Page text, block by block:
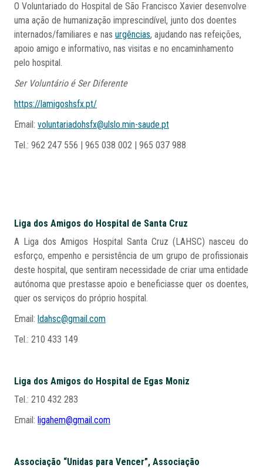
O Voluntariado do Hospital de São Francisco Xavier desenvolve
uma ação de humanização imprescindível, junto dos doentes
internados/familiares e nasurgências, ajudando nas refeições,
apoio amigo e informativo, nas visitas e no encaminhamento
pelo hospital.
Ser Voluntário é Ser Diferente
https://lamigoshsfx.pt/
Email:voluntariadohsfx@ulslo.min-saude.pt
Tel.: 962 247 556 | 965 038 002 | 965 037 988
Liga dos Amigos do Hospital de Santa Cruz
A Liga dos Amigos Hospital Santa Cruz (LAHSC) nasceu do
esforço, empenho e persistência de um grupo de profissionais
deste hospital, que sentiram necessidade de criar uma entidade
autónoma que prestasse apoio e beneficiasse quer os doentes,
quer os serviços do próprio hospital.
Email:ldahsc@gmail.com
Tel.: 210 433 149
Liga dos Amigos do Hospital de Egas Moniz
Tel.: 210 432 283
Email:ligahem@gmail.com
Associação “Unidas para Vencer”, Associação